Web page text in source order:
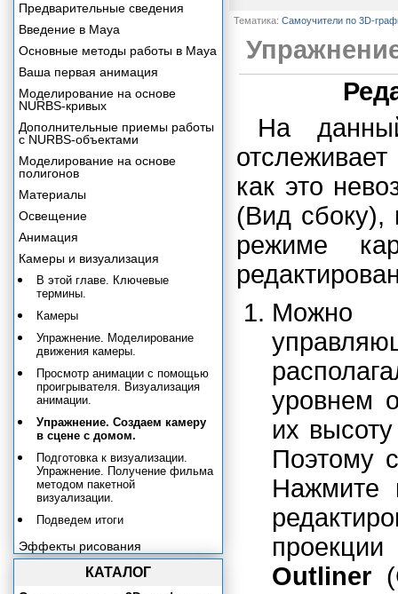
Тематика: Самоучители по 3D-
На
как это
(Вид сбоку),
режиме
Можно
уровнем
их
Поэтому
Нажмите
Outliner
Предварительные сведения
Введение в Maya
Основные методы работы в Maya
Ваша первая анимация
Моделирование на основе
NURBS-кривых
Дополнительные приемы работы
с NURBS-объектами
Моделирование на основе
полигонов
Материалы
Освещение
Анимация
Камеры и визуализация
В этой главе. Ключевые
термины.
Камеры
Упражнение. Моделирование
движения камеры.
Просмотр анимации с помощью
проигрывателя. Визуализация
анимации.
Упражнение. Создаем камеру
в сцене с домом.
Подготовка к визуализации.
Упражнение. Получение фильма
методом пакетной
визуализации.
Подведем итоги
Эффекты рисования
Системы частиц и динамика
КАТАЛОГ